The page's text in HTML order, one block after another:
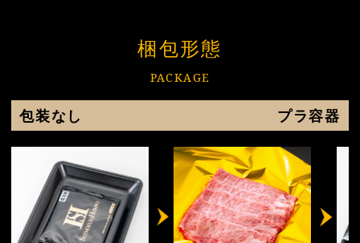
梱包形態
PACKAGE
包装なし プラ容器